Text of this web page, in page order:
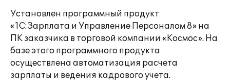
Установлен программный продукт
«1С:Зарплата и Управление Персоналом 8» на
ПК заказчика в торговой компании «Космос». На
базе этого программного продукта
осуществлена автоматизация расчета
зарплаты и ведения кадрового учета.